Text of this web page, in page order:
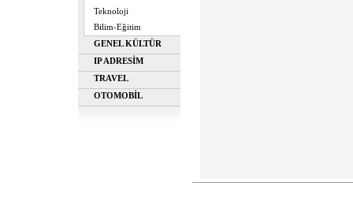
Teknoloji
Bilim-Eğitim
GENEL KÜLTÜR
IP ADRESİM
TRAVEL
OTOMOBİL